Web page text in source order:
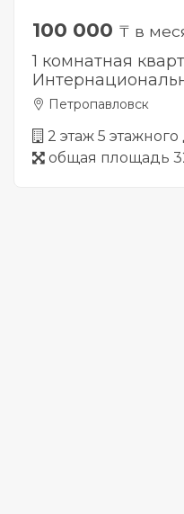
100 000 ₸ в
1 комнатная
Петропавловск
2 этаж 5
общая площадь